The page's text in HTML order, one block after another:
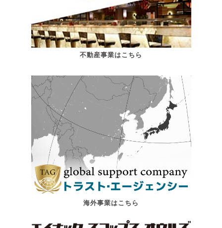
不動産事業はこちら
海外事業はこちら